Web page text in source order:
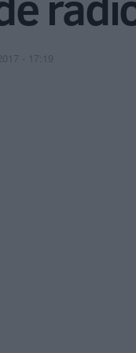
- 17:19